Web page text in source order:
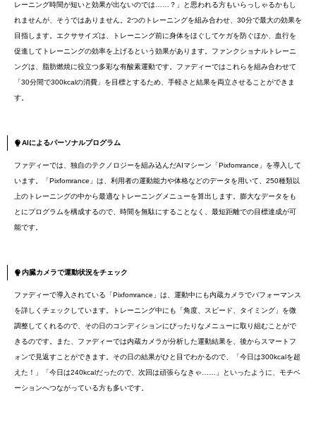
レーニング時間が短いと効果が出ないのでは……？」と思われる方もいらっしゃるかもし
れませんが、そうではありません。2つのトレーニングを組み合わせ、30分で最大の効果を
目指します。エクササイズは、トレーニング前に身体をほぐしてケガを防ぐほか、血行を
促進してトレーニングの効率を上げるという効果があります。ファンクショナルトレーニ
ングは、脂肪燃焼に役立つ多彩な有酸素運動です。ファディーではこれらを組み合わせて
「30分間で300kcalの消費」を目標とするため、手軽さと結果を両立させることができま
す。
AIによるパーソナルプログラム
ファディーでは、独自のテクノロジーを組み込んだAIマシーン「Pixfomrance」を導入して
います。「Pixfomrance」は、利用者の運動能力や体格などのデータを用いて、250種類以
上のトレーニングの中から最適なトレーニングメニューを算出します。膨大なデータをも
とにプログラムを構成するので、時間を無駄にすることなく、最短距離での目標達成が可
能です。
内臓カメラで運動状況をチェック
ファディーで導入されている「Pixfomrance」は、運動中にも内蔵カメラでパフォーマンス
を詳しくチェックしています。トレーニング中にも「角度、スピード、タイミング」を微
調整してくれるので、その日のコンディションにぴったりなメニューに取り組むことがで
きるのです。また、ファディーでは内蔵カメラが分析した運動結果を、後からスマートフ
ォンで見返すことができます。その日の結果がひと目でわかるので、「今日は300kcalを超
えた！」「今日は240kcalだったので、次回は頑張らなきゃ……」といったように、モチベ
ーションへつながっている方も多いです。